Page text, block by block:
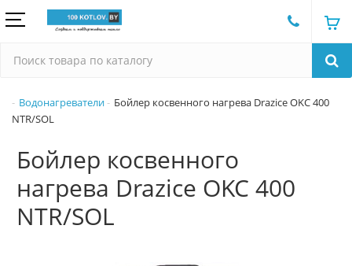
Водонагреватели
Бойлер косвенного нагрева Drazice OKC 400
NTR/SOL
Бойлер косвенного
нагрева Drazice OKC 400
NTR/SOL